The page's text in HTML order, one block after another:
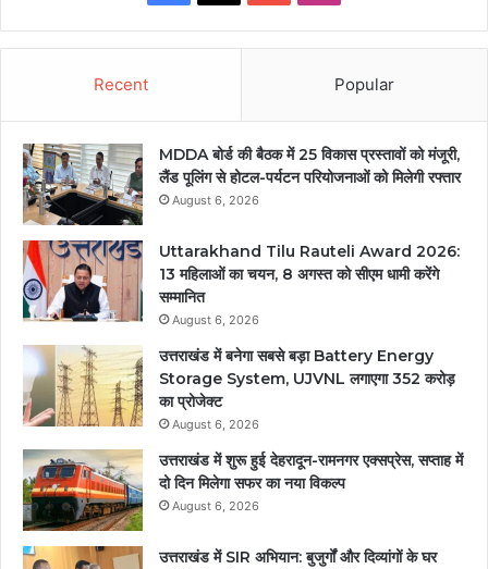
Recent Popular
MDDA बोर्ड की बैठक में 25 विकास प्रस्तावों को मंजूरी,
लैंड पूलिंग से होटल-पर्यटन परियोजनाओं को मिलेगी रफ्तार
August 6, 2026
Uttarakhand Tilu Rauteli Award 2026:
13 महिलाओं का चयन, 8 अगस्त को सीएम धामी करेंगे
सम्मानित
August 6, 2026
उत्तराखंड में बनेगा सबसे बड़ा Battery Energy
Storage System, UJVNL लगाएगा 352 करोड़
का प्रोजेक्ट
August 6, 2026
उत्तराखंड में शुरू हुई देहरादून-रामनगर एक्सप्रेस, सप्ताह में
दो दिन मिलेगा सफर का नया विकल्प
August 6, 2026
उत्तराखंड में SIR अभियान: बुजुर्गों और दिव्यांगों के घर